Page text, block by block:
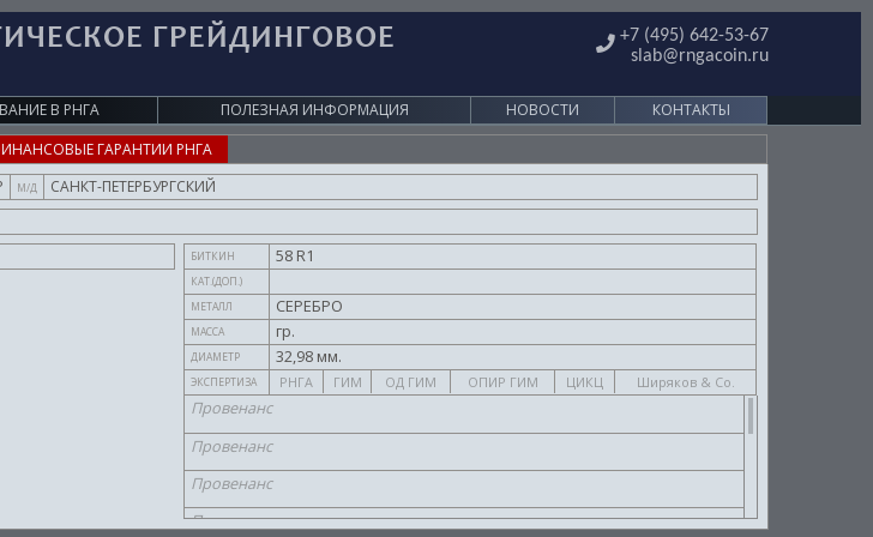
ГРЕЙДИНГОВОЕ
+7 (495) 642-53-67
slab@rngacoin.ru
В РНГА ПОЛЕЗНАЯ ИНФОРМАЦИЯ НОВОСТИ
КОНТАКТЫ
ГАРАНТИИ РНГА
М/Д САНКТ-ПЕТЕРБУРГСКИЙ
БИТКИН 58 R1
КАТ.(ДОП.)
МЕТАЛЛ
СЕРЕБРО
МАССА гр.
ДИАМЕТР 32,98 мм.
ЭКСПЕРТИЗА РНГА ГИМ ОД ГИМ ОПИР ГИМ ЦИКЦ Ширяков & Co.
Провенанс
Провенанс
Провенанс
Провенанс